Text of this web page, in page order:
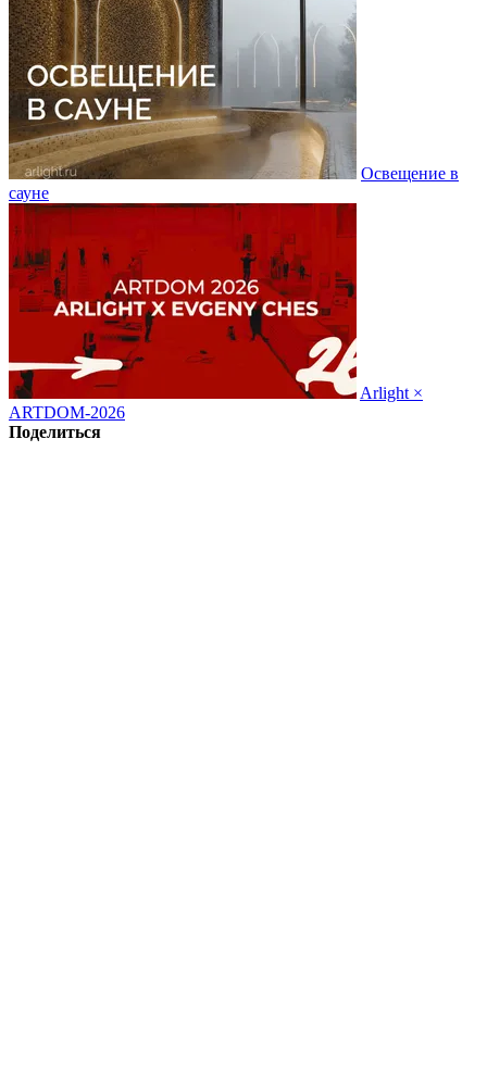
Освещение в
сауне
Arlight ×
ARTDOM-2026
Поделиться